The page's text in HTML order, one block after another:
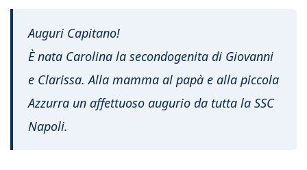
Auguri Capitano!
È nata Carolina la secondogenita di Giovanni
e Clarissa. Alla mamma al papà e alla piccola
Azzurra un affettuoso augurio da tutta la SSC
Napoli.